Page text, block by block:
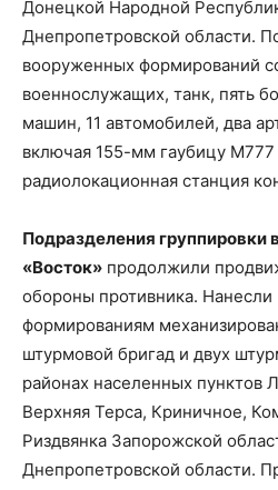
Донецкой Народной
Днепропетровской области.
вооруженных формирований
военнослужащих, танк, пять
машин, 11 автомобилей, два
включая 155-мм гаубицу
радиолокационная станция
Подразделения группировки
«Восток» продолжили
обороны противника.
формированиям
штурмовой бригад и двух
районах населенных пунктов
Верхняя Терса, Криничное,
Риздвянка Запорожской
Днепропетровской области.